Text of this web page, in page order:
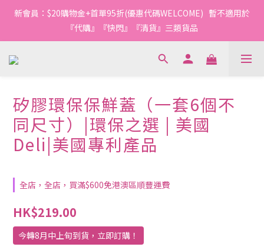
新會員：$20購物金+首單95折(優惠代碼WELCOME)   暫不適用於
『代購』『快閃』『清貨』三類貨品
矽膠環保保鮮蓋（一套6個不
同尺寸）|環保之選 | 美國
Deli|美國專利產品
全店，全店，買滿$600免港澳區順豐運費
HK$219.00
今轉8月中上旬到貨，立即訂購！